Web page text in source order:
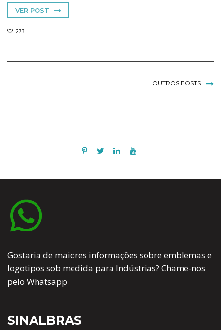
VER POST
273
OUTROS POSTS
Gostaria de maiores informações sobre emblemas e
logotipos sob medida para Indústrias? Chame-nos
pelo Whatsapp
SINALBRAS